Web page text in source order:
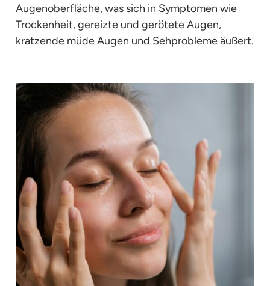
Augenoberfläche, was sich in Symptomen wie
Trockenheit, gereizte und gerötete Augen,
kratzende müde Augen und Sehprobleme äußert.